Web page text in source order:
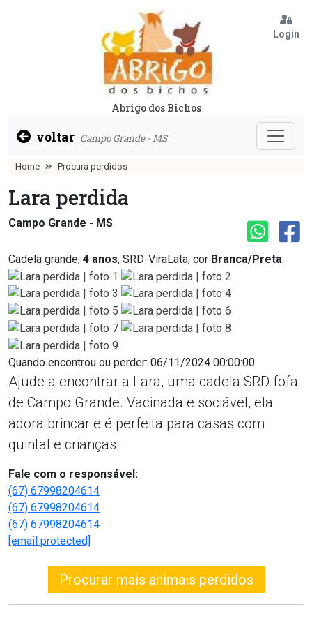
Login
Abrigo dos Bichos
voltar Campo Grande - MS
Home Procura perdidos
Lara perdida
Campo Grande - MS
Cadela grande, 4 anos, SRD-ViraLata, cor Branca/Preta.
Quando encontrou ou perder: 06/11/2024 00:00:00
Ajude a encontrar a Lara, uma cadela SRD fofa
de Campo Grande. Vacinada e sociável, ela
adora brincar e é perfeita para casas com
quintal e crianças.
Fale com o responsável:
(67) 67998204614
(67) 67998204614
(67) 67998204614
[email protected]
Procurar mais animais perdidos